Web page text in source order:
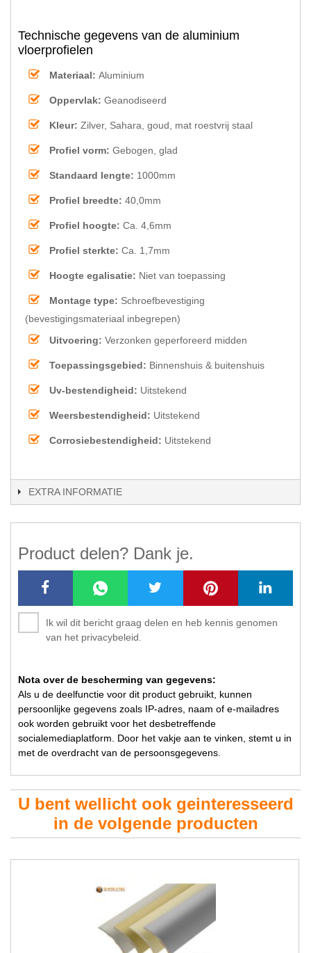
Technische gegevens van de aluminium
vloerprofielen
Materiaal: Aluminium
Oppervlak: Geanodiseerd
Kleur: Zilver, Sahara, goud, mat roestvrij staal
Profiel vorm: Gebogen, glad
Standaard lengte: 1000mm
Profiel breedte: 40,0mm
Profiel hoogte: Ca. 4,6mm
Profiel sterkte: Ca. 1,7mm
Hoogte egalisatie: Niet van toepassing
Montage type: Schroefbevestiging
(bevestigingsmateriaal inbegrepen)
Uitvoering: Verzonken geperforeerd midden
Toepassingsgebied: Binnenshuis & buitenshuis
Uv-bestendigheid: Uitstekend
Weersbestendigheid: Uitstekend
Corrosiebestendigheid: Uitstekend
EXTRA INFORMATIE
Product delen? Dank je.
Ik wil dit bericht graag delen en heb kennis genomen
van het privacybeleid.
Nota over de bescherming van gegevens:
Als u de deelfunctie voor dit product gebruikt, kunnen
persoonlijke gegevens zoals IP-adres, naam of e-mailadres
ook worden gebruikt voor het desbetreffende
socialemediaplatform. Door het vakje aan te vinken, stemt u in
met de overdracht van de persoonsgegevens.
U bent wellicht ook geinteresseerd
in de volgende producten